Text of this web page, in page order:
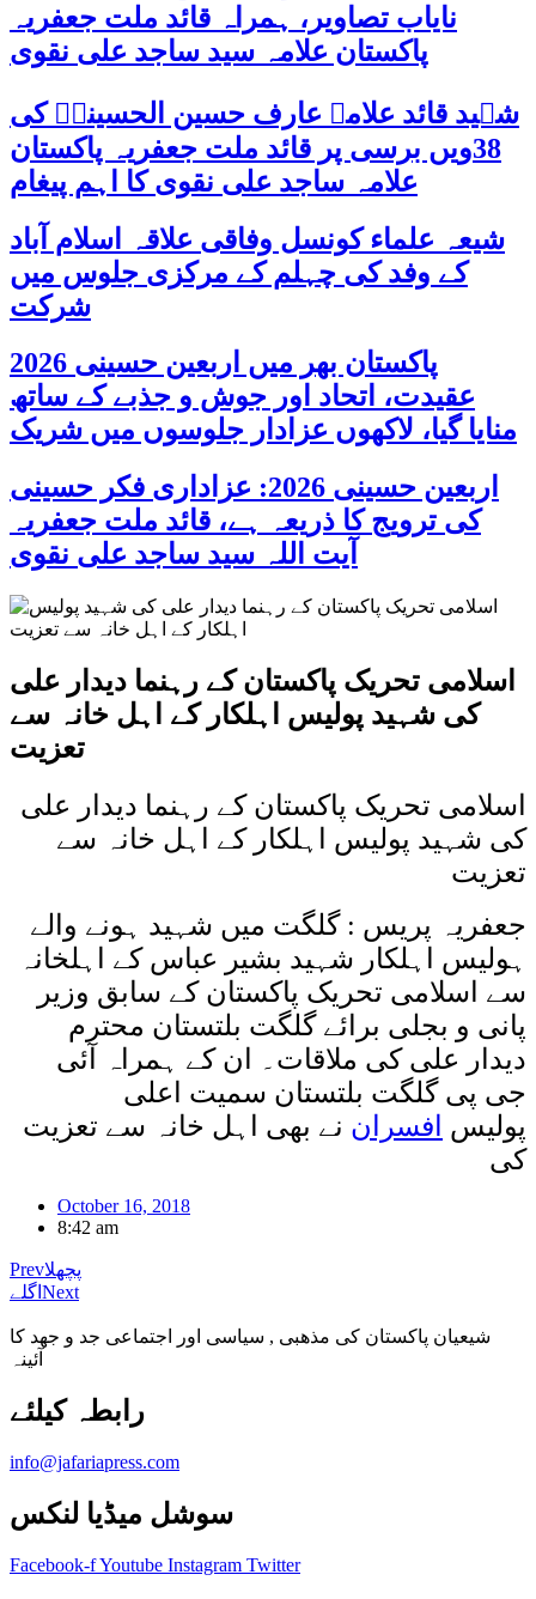
نایاب تصاویر، ہمراہ قائد ملت جعفریہ
پاکستان علامہ سید ساجد علی نقوی
شہید قائد علامہ عارف حسین الحسینیؒ کی
38ویں برسی پر قائد ملت جعفریہ پاکستان
علامہ ساجد علی نقوی کا اہم پیغام
شیعہ علماء کونسل وفاقی علاقہ اسلام آباد
کے وفد کی چہلم کے مرکزی جلوس میں
شرکت
پاکستان بھر میں اربعین حسینی 2026
عقیدت، اتحاد اور جوش و جذبے کے ساتھ
منایا گیا، لاکھوں عزادار جلوسوں میں شریک
اربعین حسینی 2026: عزاداری فکر حسینی
کی ترویج کا ذریعہ ہے، قائد ملت جعفریہ
آیت اللہ سید ساجد علی نقوی
اسلامی تحریک پاکستان کے رہنما دیدار علی
کی شہید پولیس اہلکار کے اہل خانہ سے
تعزیت
اسلامی تحریک پاکستان کے رہنما دیدار علی
کی شہید پولیس اہلکار کے اہل خانہ سے
تعزیت
جعفریہ پریس : گلگت میں شہید ہونے والے
ہولیس اہلکار شہید بشیر عباس کے اہلخانہ
سے اسلامی تحریک پاکستان کے سابق وزیر
پانی و بجلی برائے گلگت بلتستان محترم
دیدار علی کی ملاقات۔ ان کے ہمراہ آئی
جی پی گلگت بلتستان سمیت اعلی
پولیس افسران نے بھی اہل خانہ سے تعزیت
کی
October 16, 2018
8:42 am
Prevپچھلا
اگلے Next
شیعیان پاکستان کی مذهبی , سیاسی اور اجتماعی جد و جهد کا
آئینہ
info@jafariapress.com​
سوشل میڈیا لنکس
Facebook-fYoutube Instagram Twitter